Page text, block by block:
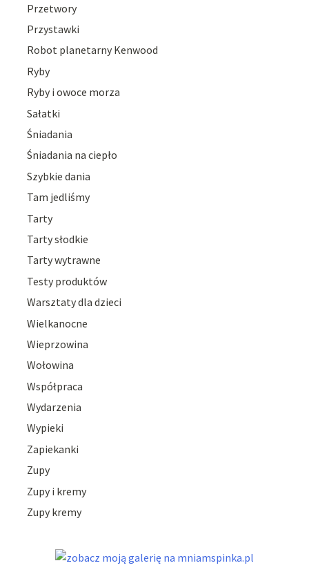
Przetwory
Przystawki
Robot planetarny Kenwood
Ryby
Ryby i owoce morza
Sałatki
Śniadania
Śniadania na ciepło
Szybkie dania
Tam jedliśmy
Tarty
Tarty słodkie
Tarty wytrawne
Testy produktów
Warsztaty dla dzieci
Wielkanocne
Wieprzowina
Wołowina
Współpraca
Wydarzenia
Wypieki
Zapiekanki
Zupy
Zupy i kremy
Zupy kremy